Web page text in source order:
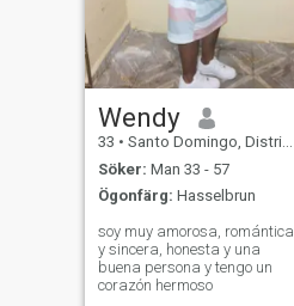
Wendy
33 • Santo Domingo, Distrito Nacional, Dominikanska Rep.
Söker: Man 33 - 57
Ögonfärg: Hasselbrun
soy muy amorosa, romántica
y sincera, honesta y una
buena persona y tengo un
corazón hermoso